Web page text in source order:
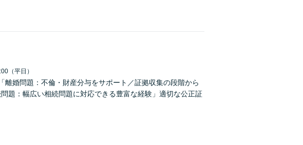
（平日）
婚問題：不倫・財産分与をサポート／証拠収集の段階から
題：幅広い相続問題に対応できる豊富な経験」適切な公正証